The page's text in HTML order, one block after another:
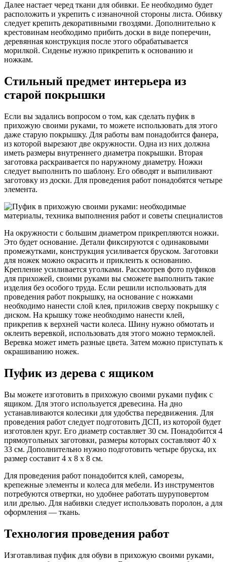
Далее настает черед ткани для обивки. Ее необходимо будет
расположить и укрепить с изнаночной стороны листа. Обивку
следует крепить декоративными гвоздями. Дополнительно к
крестовинам необходимо прибить доски в виде поперечин,
деревянная конструкция после этого обрабатывается
морилкой. Сиденье нужно прикрепить к основанию и
ножкам.
Стильный предмет интерьера из
старой покрышки
Если вы задались вопросом о том, как сделать пуфик в
прихожую своими руками, то можете использовать для этого
даже старую покрышку. Для работы вам понадобится фанера,
из которой вырезают две окружности. Одна из них должна
иметь размеры внутреннего диаметра покрышки. Вторая
заготовка раскраивается по наружному диаметру. Ножки
следует выполнить по шаблону. Его обводят и выпиливают
заготовку из доски. Для проведения работ понадобятся четыре
элемента.
На окружности с большим диаметром прикрепляются ножки.
Это будет основание. Детали фиксируются с одинаковыми
промежутками, конструкция усиливается бруском. Заготовки
для ножек можно окрасить и приклеить к основанию.
Крепление усиливается уголками. Рассмотрев фото пуфиков
для прихожей, своими руками вы сможете выполнить такие
изделия без особого труда. Если решили использовать для
проведения работ покрышку, на основание с ножками
необходимо нанести слой клея, приложив сверху покрышку с
диском. На крышку тоже необходимо нанести клей,
прикрепив к верхней части колеса. Шину нужно обмотать и
оклеить веревкой, использовать для этого можно термоклей.
Веревка может иметь разные цвета. Затем можно приступать к
окрашиванию ножек.
Пуфик из дерева с ящиком
Вы можете изготовить в прихожую своими руками пуфик с
ящиком. Для этого используется древесина. На дно
устанавливаются колесики для удобства передвижения. Для
проведения работ следует подготовить ДСП, из которой будет
изготовлен круг. Его диаметр составляет 30 см. Понадобится 4
прямоугольных заготовки, размеры которых составляют 40 x
33 см. Дополнительно нужно подготовить четыре бруска, их
размер составит 4 x 8 x 8 см.
Для проведения работ понадобится клей, саморезы,
крепежные элементы и колеса для мебели. Из инструментов
потребуются отвертки, но удобнее работать шуруповертом
или дрелью. Для набивки следует использовать поролон, а для
оформления — ткань.
Технология проведения работ
Изготавливая пуфик для обуви в прихожую своими руками,